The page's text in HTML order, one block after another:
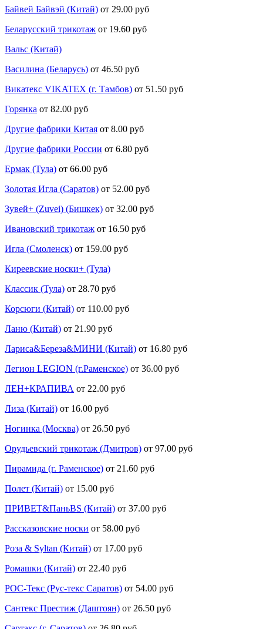
Байвей Байвэй (Китай) от 29.00 руб
Беларусский трикотаж от 19.60 руб
Вальс (Китай)
Василина (Беларусь) от 46.50 руб
Викатекс VIKATEX (г. Тамбов) от 51.50 руб
Горянка от 82.00 руб
Другие фабрики Китая от 8.00 руб
Другие фабрики России от 6.80 руб
Ермак (Тула) от 66.00 руб
Золотая Игла (Саратов) от 52.00 руб
Зувей+ (Zuvei) (Бишкек) от 32.00 руб
Ивановский трикотаж от 16.50 руб
Игла (Смоленск) от 159.00 руб
Киреевские носки+ (Тула)
Классик (Тула) от 28.70 руб
Корсюги (Китай) от 110.00 руб
Ланю (Китай) от 21.90 руб
Лариса&Береза&МИНИ (Китай) от 16.80 руб
Легион LEGION (г.Раменское) от 36.00 руб
ЛЕН+КРАПИВА от 22.00 руб
Лиза (Китай) от 16.00 руб
Ногинка (Москва) от 26.50 руб
Орудьевский трикотаж (Дмитров) от 97.00 руб
Пирамида (г. Раменское) от 21.60 руб
Полет (Китай) от 15.00 руб
ПРИВЕТ&ПаньBS (Китай) от 37.00 руб
Рассказовские носки от 58.00 руб
Роза & Syltan (Китай) от 17.00 руб
Ромашки (Китай) от 22.40 руб
РОС-Текс (Рус-текс Саратов) от 54.00 руб
Сантекс Престиж (Даштоян) от 26.50 руб